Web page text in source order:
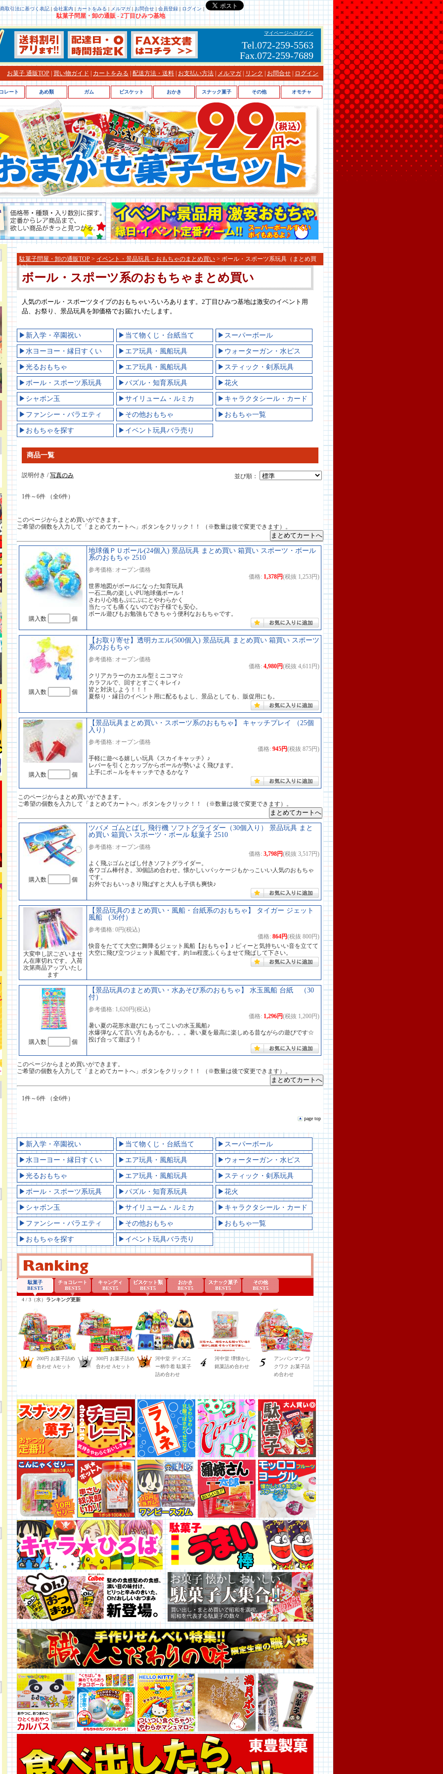
取引法に基づく表記 | 会社案内 | カートをみる | メルマガ| お問合せ| 会員登録| ログイン |
駄菓子問屋・卸の通販 - 2丁目ひみつ基地
マイページへログイン
Tel.072-259-5563
Fax.072-259-7689
お菓子 通販TOP 買い物ガイド カートをみる 配送方法・送料 お支払い方法 メルマガ リンク お問合せ ログイン
駄菓子問屋・卸の通販TOP > イベント・景品玩具・おもちゃのまとめ買い > ボール・スポーツ系玩具（まとめ買
い）
ボール・スポーツ系のおもちゃまとめ買い
人気のボール・スポーツタイプのおもちゃいろいろあります。2丁目ひみつ基地は激安のイベント用
品、お祭り、景品玩具を卸価格でお届けいたします。
▶新入学・卒園祝い ▶当て物くじ・台紙当て ▶スーパーボール
▶水ヨーヨー・縁日すくい ▶エア玩具・風船玩具 ▶ウォーターガン・水ピス
▶光るおもちゃ ▶エア玩具・風船玩具 ▶スティック・剣系玩具
▶ボール・スポーツ系玩具 ▶パズル・知育系玩具 ▶花火
▶シャボン玉 ▶サイリューム・ルミカ ▶キャラクタシール・カード
▶ファンシー・バラエティ ▶その他おもちゃ ▶おもちゃ一覧
▶おもちゃを探す ▶イベント玩具バラ売り
商品一覧
並び順：
説明付き /写真のみ
1件～6件 （全6件）
このページからまとめ買いができます。
ご希望の個数を入力して「まとめてカートへ」ボタンをクリック！！ （※数量は後で変更できます）。
購入数 個
地球儀ＰＵボール(24個入) 景品玩具 まとめ買い 箱買い スポーツ・ボール
系のおもちゃ 2510
参考価格: オープン価格
価格: 1,378円(税抜 1,253円)
世界地図がボールになった知育玩具
一石二鳥の楽しいPU地球儀ボール！
さわり心地もぷにぷにとやわらかく
当たっても痛くないのでお子様でも安心。
ボール遊びもお勉強もできちゃう便利なおもちゃです。
購入数 個
【お取り寄せ】透明カエル(500個入) 景品玩具 まとめ買い 箱買い スポーツ
系のおもちゃ
参考価格: オープン価格
価格: 4,980円(税抜 4,611円)
クリアカラーのカエル型ミニコマ☆
カラフルで、回すとすごくキレイ♪
皆と対決しよう！！！
夏祭り・縁日のイベント用に配るもよし、景品としても、販促用にも。
購入数 個
【景品玩具まとめ買い・スポーツ系のおもちゃ】 キャッチプレイ （25個
入り）
参考価格: オープン価格
価格: 945円(税抜 875円)
手軽に遊べる嬉しい玩具《スカイキャッチ》♪
レバーを引くとカップからボールが勢いよく飛びます。
上手にボ～ルをキャッチできるかな？
このページからまとめ買いができます。
ご希望の個数を入力して「まとめてカートへ」ボタンをクリック！！ （※数量は後で変更できます）。
購入数 個
ツバメ ゴムとばし 飛行機 ソフトグライダー（30個入り） 景品玩具 まと
め買い 箱買い スポーツ・ボール 駄菓子 2510
参考価格: オープン価格
価格: 3,798円(税抜 3,517円)
よく飛ぶゴムとばし付きソフトグライダー。
各ワゴム棒付き。30個詰め合わせ。懐かしいパッケージもかっこいい人気のおもちゃ
です。
お外でおもいっきり飛ばすと大人も子供も爽快♪
大変申し訳ございませ
ん在庫切れです。入荷
次第商品アップいたし
ます
【景品玩具のまとめ買い・風船・台紙系のおもちゃ】 タイガー ジェット
風船 （36付）
参考価格: 0円(税込)
価格: 864円(税抜 800円)
快音をたてて大空に舞降るジェット風船【おもちゃ】♪ ピィーと気持ちいい音を立てて
大空に飛び立つジェット風船です。約1m程度ふくらませて飛ばして下さい。
購入数 個
【景品玩具のまとめ買い・水あそび系のおもちゃ】 水玉風船 台紙 （30
付）
参考価格: 1,620円(税込)
価格: 1,296円(税抜 1,200円)
暑い夏の花形水遊びにもってこいの水玉風船♪
水爆弾なんて言い方もあるかも。。。暑い夏を最高に楽しめる昔ながらの遊びです☆
投げ合って遊ぼう！
このページからまとめ買いができます。
ご希望の個数を入力して「まとめてカートへ」ボタンをクリック！！ （※数量は後で変更できます）。
1件～6件 （全6件）
page top
▶新入学・卒園祝い ▶当て物くじ・台紙当て ▶スーパーボール
▶水ヨーヨー・縁日すくい ▶エア玩具・風船玩具 ▶ウォーターガン・水ピス
▶光るおもちゃ ▶エア玩具・風船玩具 ▶スティック・剣系玩具
▶ボール・スポーツ系玩具 ▶パズル・知育系玩具 ▶花火
▶シャボン玉 ▶サイリューム・ルミカ ▶キャラクタシール・カード
▶ファンシー・バラエティ ▶その他おもちゃ ▶おもちゃ一覧
▶おもちゃを探す ▶イベント玩具バラ売り